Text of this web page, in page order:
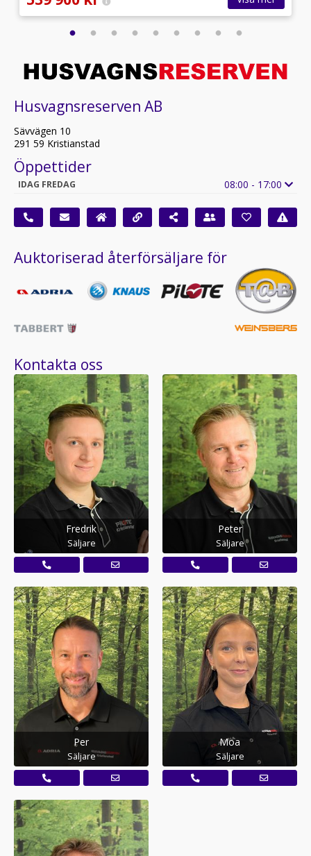
Husvagnsreserven AB
Sävvägen 10
291 59 Kristianstad
Öppettider
IDAG FREDAG 08:00 - 17:00
Auktoriserad återförsäljare för
Kontakta oss
Fredrik
Säljare
Peter
Säljare
Per
Säljare
Moa
Säljare